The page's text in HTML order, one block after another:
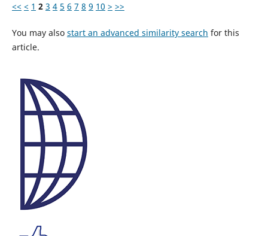
<< < 1 2 3 4 5 6 7 8 9 10 > >>
You may also start an advanced similarity search for this
article.